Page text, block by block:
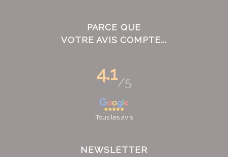
PARCE QUE
VOTRE AVIS COMPTE...
4.1/5
Tous les avis
NEWSLETTER